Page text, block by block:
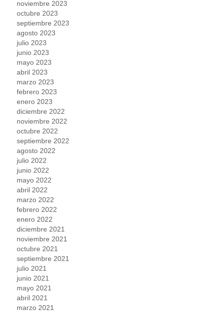
noviembre 2023
octubre 2023
septiembre 2023
agosto 2023
julio 2023
junio 2023
mayo 2023
abril 2023
marzo 2023
febrero 2023
enero 2023
diciembre 2022
noviembre 2022
octubre 2022
septiembre 2022
agosto 2022
julio 2022
junio 2022
mayo 2022
abril 2022
marzo 2022
febrero 2022
enero 2022
diciembre 2021
noviembre 2021
octubre 2021
septiembre 2021
julio 2021
junio 2021
mayo 2021
abril 2021
marzo 2021